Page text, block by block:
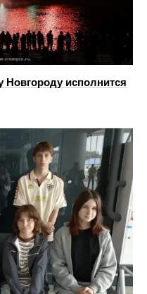
исполнится